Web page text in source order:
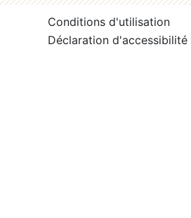
Conditions d'utilisation
Déclaration